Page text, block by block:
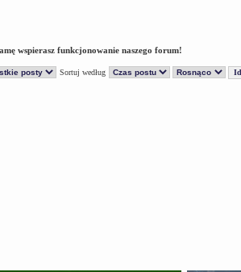
wspierasz funkcjonowanie naszego forum!
Sortuj według